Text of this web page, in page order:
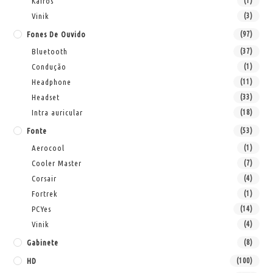
Vinik (3)
Fones De Ouvido (97)
Bluetooth (37)
Condução (1)
Headphone (11)
Headset (33)
Intra auricular (18)
Fonte (53)
Aerocool (1)
Cooler Master (7)
Corsair (4)
Fortrek (1)
PCYes (14)
Vinik (4)
Gabinete (8)
HD (100)